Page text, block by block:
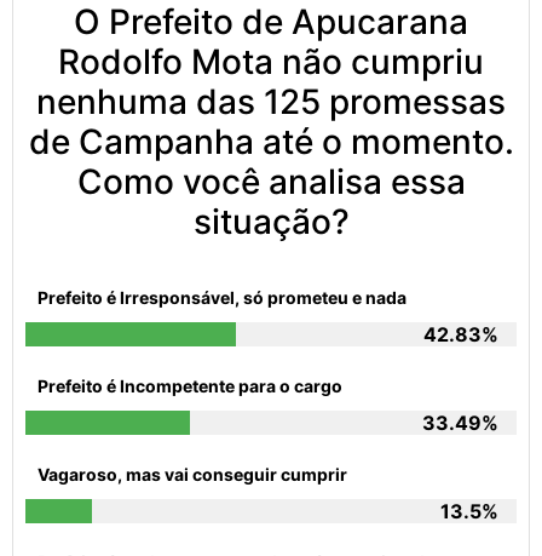
O Prefeito de Apucarana
Rodolfo Mota não cumpriu
nenhuma das 125 promessas
de Campanha até o momento.
Como você analisa essa
situação?
Prefeito é Irresponsável, só prometeu e nada
42.83%
Prefeito é Incompetente para o cargo
33.49%
Vagaroso, mas vai conseguir cumprir
13.5%